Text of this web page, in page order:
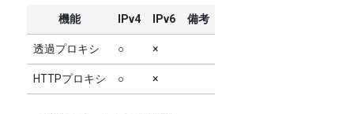
機能 IPv4 IPv6 備考
透過プロキシ ○ ×
HTTPプロキシ ○ ×